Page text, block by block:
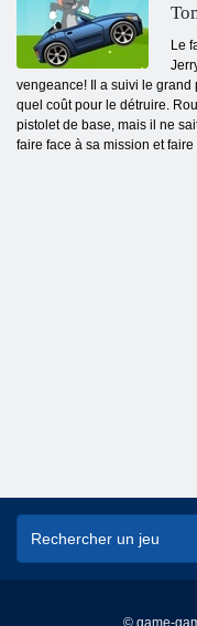
Le
vengeance! Il a suivi le grand
quel coût pour le détruire.
pistolet de base, mais il ne
faire face à sa mission et
© game-